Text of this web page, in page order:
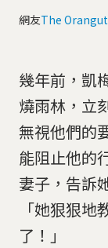
網友The
幾年前，凱
燒雨林，立
無視他們的
能阻止他的
妻子，告訴
「她狠狠
了！」